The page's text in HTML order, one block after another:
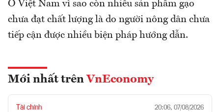
Ở Việt Nam vì sao còn nhiều sản phẩm gạo
chưa đạt chất lượng là do người nông dân chưa
tiếp cận được nhiều biện pháp hướng dẫn.
Mới nhất trên VnEconomy
Tài chính 20:06, 07/08/2026